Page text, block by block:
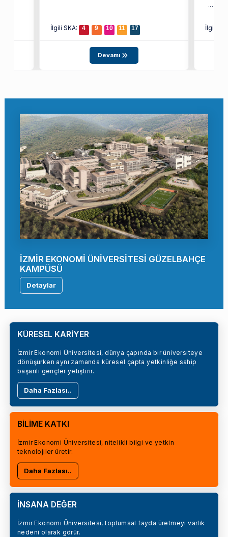
İlgili SKA: 4 9 10 11 17
Devamı
...
İlgili
İZMİR EKONOMİ ÜNİVERSİTESİ GÜZELBAHÇE
KAMPÜSÜ
Detaylar
KÜRESEL KARİYER
İzmir Ekonomi Üniversitesi, dünya çapında bir üniversiteye
dönüşürken aynı zamanda küresel çapta yetkinliğe sahip
başarılı gençler yetiştirir.
Daha Fazlası..
BİLİME KATKI
İzmir Ekonomi Üniversitesi, nitelikli bilgi ve yetkin
teknolojiler üretir.
Daha Fazlası..
İNSANA DEĞER
İzmir Ekonomi Üniversitesi, toplumsal fayda üretmeyi varlık
nedeni olarak görür.